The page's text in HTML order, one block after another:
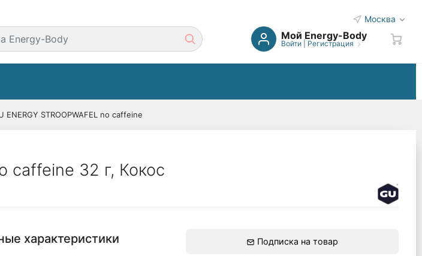
Москва
Мой Energy-Body
Войти| Регистрация
ENERGY STROOPWAFEL no caffeine
caffeine 32 г, Кокос
характеристики Подписка на товар